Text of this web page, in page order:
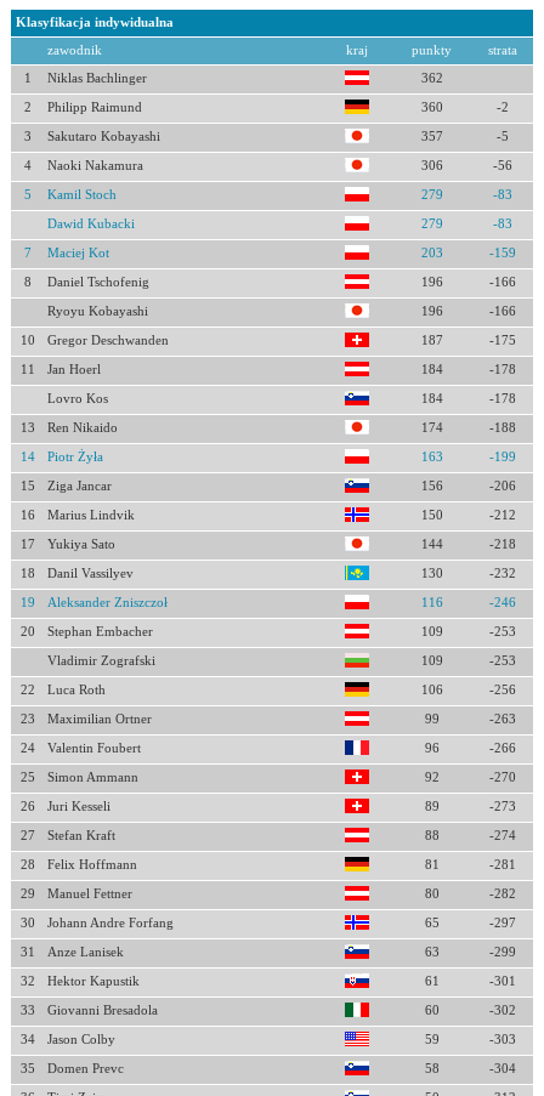
Klasyfikacja indywidualna
zawodnik kraj punkty strata
1 Niklas Bachlinger 362
2 Philipp Raimund 360 -2
3 Sakutaro Kobayashi 357 -5
4 Naoki Nakamura 306 -56
5 Kamil Stoch 279 -83
Dawid Kubacki 279 -83
7 Maciej Kot 203 -159
8 Daniel Tschofenig 196 -166
Ryoyu Kobayashi 196 -166
10 Gregor Deschwanden 187 -175
11 Jan Hoerl 184 -178
Lovro Kos 184 -178
13 Ren Nikaido 174 -188
14 Piotr Żyła 163 -199
15 Ziga Jancar 156 -206
16 Marius Lindvik 150 -212
17 Yukiya Sato 144 -218
18 Danil Vassilyev 130 -232
19 Aleksander Zniszczoł 116 -246
20 Stephan Embacher 109 -253
Vladimir Zografski 109 -253
22 Luca Roth 106 -256
23 Maximilian Ortner 99 -263
24 Valentin Foubert 96 -266
25 Simon Ammann 92 -270
26 Juri Kesseli 89 -273
27 Stefan Kraft 88 -274
28 Felix Hoffmann 81 -281
29 Manuel Fettner 80 -282
30 Johann Andre Forfang 65 -297
31 Anze Lanisek 63 -299
32 Hektor Kapustik 61 -301
33 Giovanni Bresadola 60 -302
34 Jason Colby 59 -303
35 Domen Prevc 58 -304